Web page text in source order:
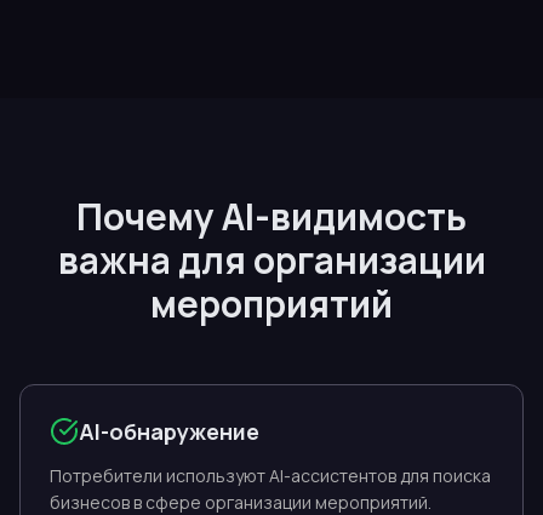
Почему AI-видимость
важна для организации
мероприятий
AI-обнаружение
Потребители используют AI-ассистентов для поиска
бизнесов в сфере организации мероприятий.